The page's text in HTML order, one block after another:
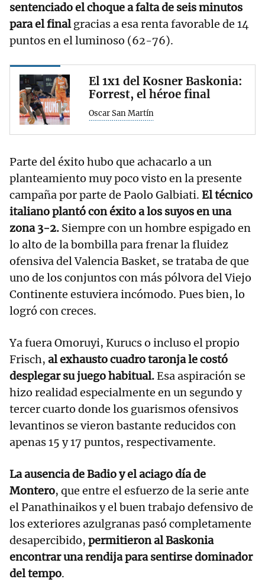
sentenciado el choque a falta de seis minutos
para el finalgracias a esa renta favorable de 14
puntos en el luminoso (62-76).
El 1x1 del Kosner Baskonia:
Forrest, el héroe final
Oscar San Martín
Parte del éxito hubo que achacarlo a un
planteamiento muy poco visto en la presente
campaña por parte de Paolo Galbiati. El técnico
italiano plantó con éxito a los suyos en una
zona 3-2. Siempre con un hombre espigado en
lo alto de la bombilla para frenar la fluidez
ofensiva del Valencia Basket, se trataba de que
uno de los conjuntos con más pólvora del Viejo
Continente estuviera incómodo. Pues bien, lo
logró con creces.
Ya fuera Omoruyi, Kurucs o incluso el propio
Frisch, al exhausto cuadro taronja le costó
desplegar su juego habitual.Esa aspiración se
hizo realidad especialmente en un segundo y
tercer cuarto donde los guarismos ofensivos
levantinos se vieron bastante reducidos con
apenas 15 y 17 puntos, respectivamente.
La ausencia de Badio y el aciago día de
Montero, que entre el esfuerzo de la serie ante
el Panathinaikos y el buen trabajo defensivo de
los exteriores azulgranas pasó completamente
desapercibido, permitieron al Baskonia
encontrar una rendija para sentirse dominador
del tempo.